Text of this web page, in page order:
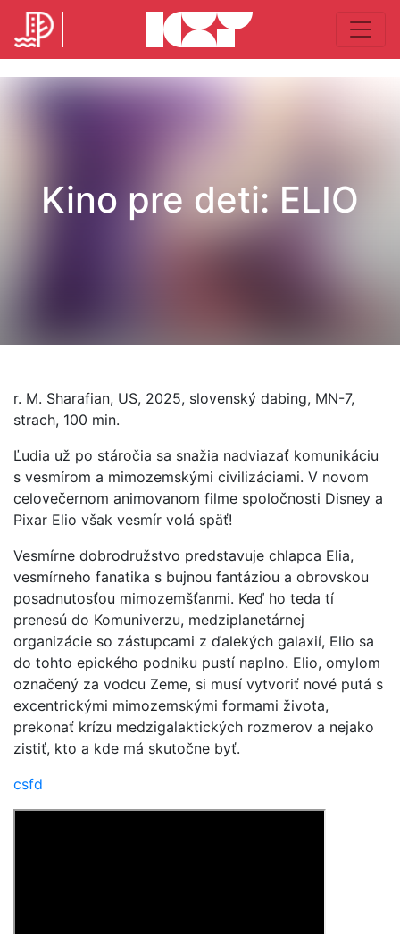
Kino pre deti: ELIO
r. M. Sharafian, US, 2025, slovenský dabing, MN-7,
strach, 100 min.
Ľudia už po stáročia sa snažia nadviazať komunikáciu
s vesmírom a mimozemskými civilizáciami. V novom
celovečernom animovanom filme spoločnosti Disney a
Pixar Elio však vesmír volá späť!
Vesmírne dobrodružstvo predstavuje chlapca Elia,
vesmírneho fanatika s bujnou fantáziou a obrovskou
posadnutosťou mimozemšťanmi. Keď ho teda tí
prenesú do Komuniverzu, medziplanetárnej
organizácie so zástupcami z ďalekých galaxií, Elio sa
do tohto epického podniku pustí naplno. Elio, omylom
označený za vodcu Zeme, si musí vytvoriť nové putá s
excentrickými mimozemskými formami života,
prekonať krízu medzigalaktických rozmerov a nejako
zistiť, kto a kde má skutočne byť.
csfd